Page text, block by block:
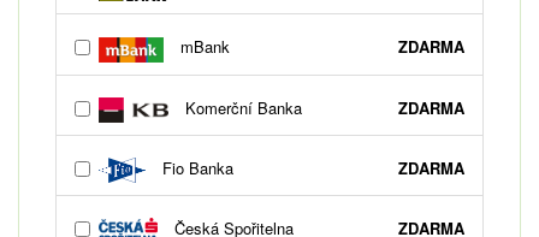
mBank ZDARMA
Komerční Banka ZDARMA
Fio Banka ZDARMA
Česká Spořitelna ZDARMA